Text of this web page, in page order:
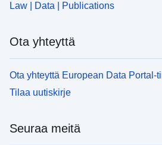
Law | Data | Publications
Ota yhteyttä
Ota yhteyttä European Data Portal-
Tilaa uutiskirje
Seuraa meitä